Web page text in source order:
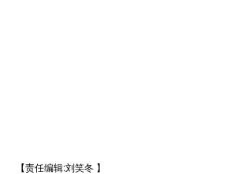
【责任编辑:刘笑冬 】